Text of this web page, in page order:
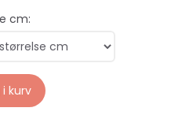
cm:
kurv